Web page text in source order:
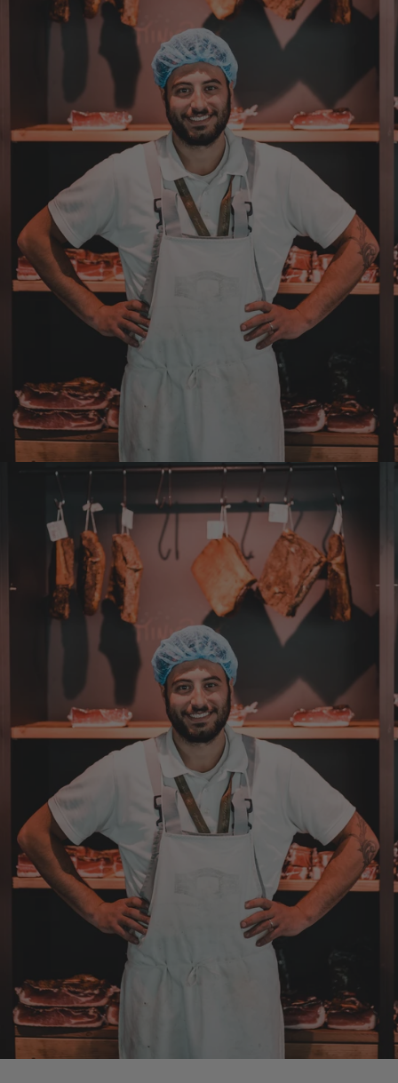
Bisher alles lecker und gut.
Verifizierter Kunde
Hallo Ich konnte erst heute mein Paket
abholen , bin sehr überrascht kann Euch nur
weiter empfehlen Lg Roland Rihaczek
6.8.2026
Thorsten
Verifizierter Kunde
Die Abläufe sind super einfach. Die Ware hat
eine sensationelle Qualität und die Lieferung
erfolgt schnell und zuverlässig. 👍
Hans-Jürgen
Verifizierter Kunde
Was ich bisher gegessen habe, war sehr
lecker!
6.8.2026
Heinrich
Verifizierter Kunde
der Schinken war fest und kernig
ausgewogener Geschmack- ich habe schon
wieder nachbestellt.
5.8.2026
Verifizierter Kunde
Lieferung funktioniert gut. Geschmack und
Qualität sehr gut. Ich habe schon vieles
probiert und auch wieder bestellt.
5.8.2026
Verifizierter Kunde
Qualität hervorragend, leider ist der Versand
nach Deutschland mit GLS unterirdisch. Bitte
auf DHL umstellen, auch wenn die
Versandkosten dadurch höher sein sollten.